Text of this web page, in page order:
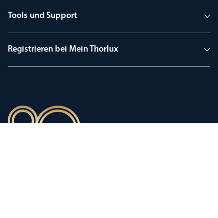
Tools und Support
Registrieren bei Mein Thorlux